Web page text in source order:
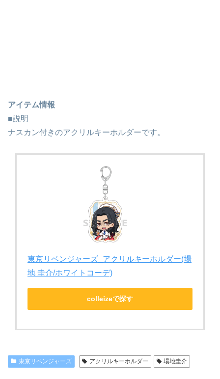
アイテム情報
■説明
ナスカン付きのアクリルキーホルダーです。
東京リベンジャーズ_アクリルキーホルダー(場
地 圭介/ホワイトコーデ)
colleizeで探す
東京リベンジャーズ アクリルキーホルダー 場地圭介